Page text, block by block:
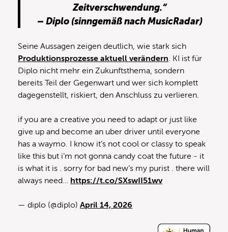
Zeitverschwendung.“
– Diplo (sinngemäß nach MusicRadar)
Seine Aussagen zeigen deutlich, wie stark sich
Produktionsprozesse aktuell verändern. KI ist für
Diplo nicht mehr ein Zukunftsthema, sondern
bereits Teil der Gegenwart und wer sich komplett
dagegenstellt, riskiert, den Anschluss zu verlieren.
if you are a creative you need to adapt or just like
give up and become an uber driver until everyone
has a waymo. I know it’s not cool or classy to speak
like this but i’m not gonna candy coat the future - it
is what it is . sorry for bad new’s my purist . there will
always need… https://t.co/SXswII51wv
— diplo (@diplo) April 14, 2026